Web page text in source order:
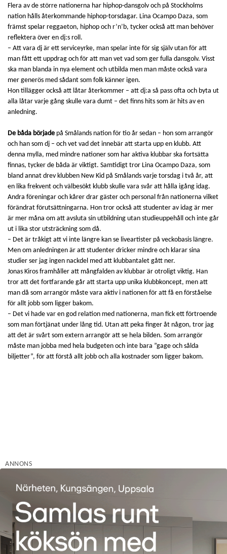
Flera av de större nationerna har hiphop-dansgolv och på Stockholms
nation hålls återkommande hiphop-torsdagar. Lina Ocampo Daza, som
främst spelar reggaeton, hiphop och r’n’b, tycker också att man behöver
reflektera över en dj:s roll.
– Att vara dj är ett serviceyrke, man spelar inte för sig själv utan för att
man fått ett uppdrag och för att man vet vad som ger fulla dansgolv. Visst
ska man blanda in nya element och utbilda men man måste också vara
mer generös med sådant som folk känner igen.
Hon tillägger också att låtar återkommer – att dj:a så pass ofta och byta ut
alla låtar varje gång skulle vara dumt – det finns hits som är hits av en
anledning.
De båda började på Smålands nation för tio år sedan – hon som arrangör
och han som dj – och vet vad det innebär att starta upp en klubb. Att
denna mylla, med mindre nationer som har aktiva klubbar ska fortsätta
finnas, tycker de båda är viktigt. Samtidigt tror Lina Ocampo Daza, som
bland annat drev klubben New Kid på Smålands varje torsdag i två år, att
en lika frekvent och välbesökt klubb skulle vara svår att hålla igång idag.
Andra föreningar och kårer drar gäster och personal från nationerna vilket
förändrat förutsättningarna. Hon tror också att studenter av idag är mer
är mer måna om att avsluta sin utbildning utan studieuppehåll och inte går
ut i lika stor utsträckning som då.
– Det är tråkigt att vi inte längre kan se liveartister på veckobasis längre.
Men om anledningen är att studenter dricker mindre och klarar sina
studier ser jag ingen nackdel med att klubbantalet gått ner.
Jonas Kiros framhåller att mångfalden av klubbar är otroligt viktig. Han
tror att det fortfarande går att starta upp unika klubbkoncept, men att
man då som arrangör måste vara aktiv i nationen för att få en förståelse
för allt jobb som ligger bakom.
– Det vi hade var en god relation med nationerna, man fick ett förtroende
som man förtjänat under lång tid. Utan att peka finger åt någon, tror jag
att det är svårt som extern arrangör att se hela bilden. Som arrangör
måste man jobba med hela budgeten och inte bara ”gage och sålda
biljetter”, för att förstå allt jobb och alla kostnader som ligger bakom.
ANNONS